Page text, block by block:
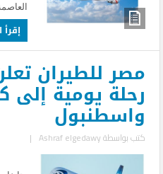
إقرأ
مصر للطيران
رحلة يومية
واسطنبول
كتب بواسطةAshraf elgedawy
|